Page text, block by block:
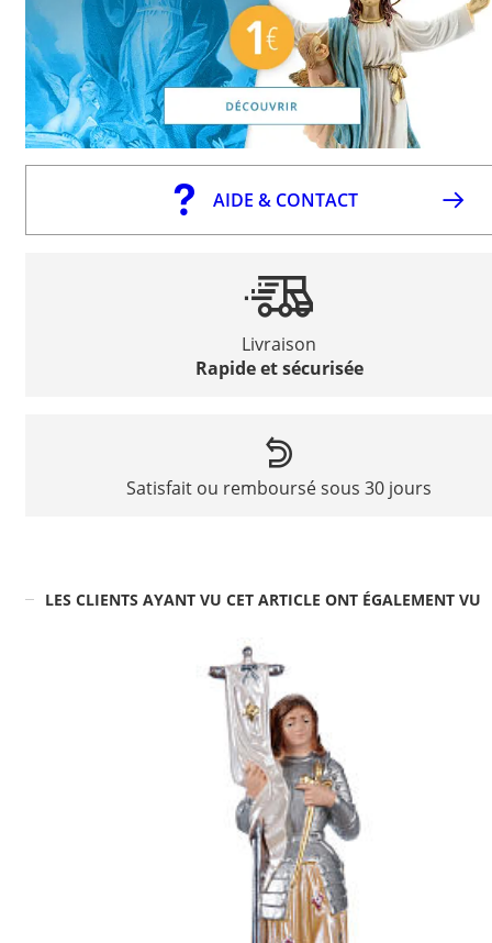
AIDE & CONTACT
Livraison
Rapide et sécurisée
Satisfait ou remboursé sous 30 jours
LES CLIENTS AYANT VU CET ARTICLE ONT ÉGALEMENT VU